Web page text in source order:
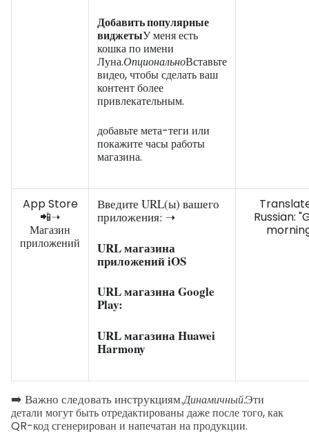
Добавить популярные
виджетыУ меня есть
кошка по имени
Луна.ОпциональноВставьте
видео, чтобы сделать ваш
контент более
привлекательным.
добавьте мета-теги или
покажите часы работы
магазина.
App Store
📲➝
Магазин
приложений
Введите URL(ы) вашего
приложения: ➝
URL магазина
приложений iOS
URL магазина Google
Play:
URL магазина Huawei
Harmony
Russian:
➡️ Важно следовать инструкциям.Динамичный:Эти
детали могут быть отредактированы даже после того, как
QR-код сгенерирован и напечатан на продукции.